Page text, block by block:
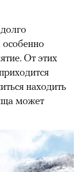
особенно
От этих
находить
может